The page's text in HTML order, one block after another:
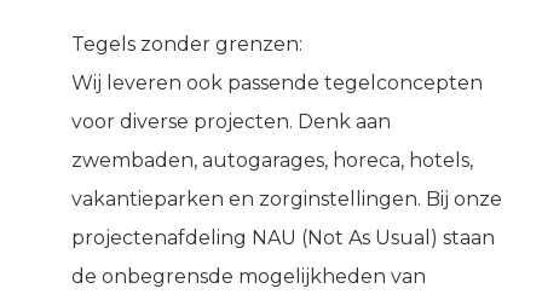
Tegels zonder grenzen:
Wij leveren ook passende tegelconcepten
voor diverse projecten. Denk aan
zwembaden, autogarages, horeca, hotels,
vakantieparken en zorginstellingen. Bij onze
projectenafdeling NAU (Not As Usual) staan
de onbegrensde mogelijkheden van